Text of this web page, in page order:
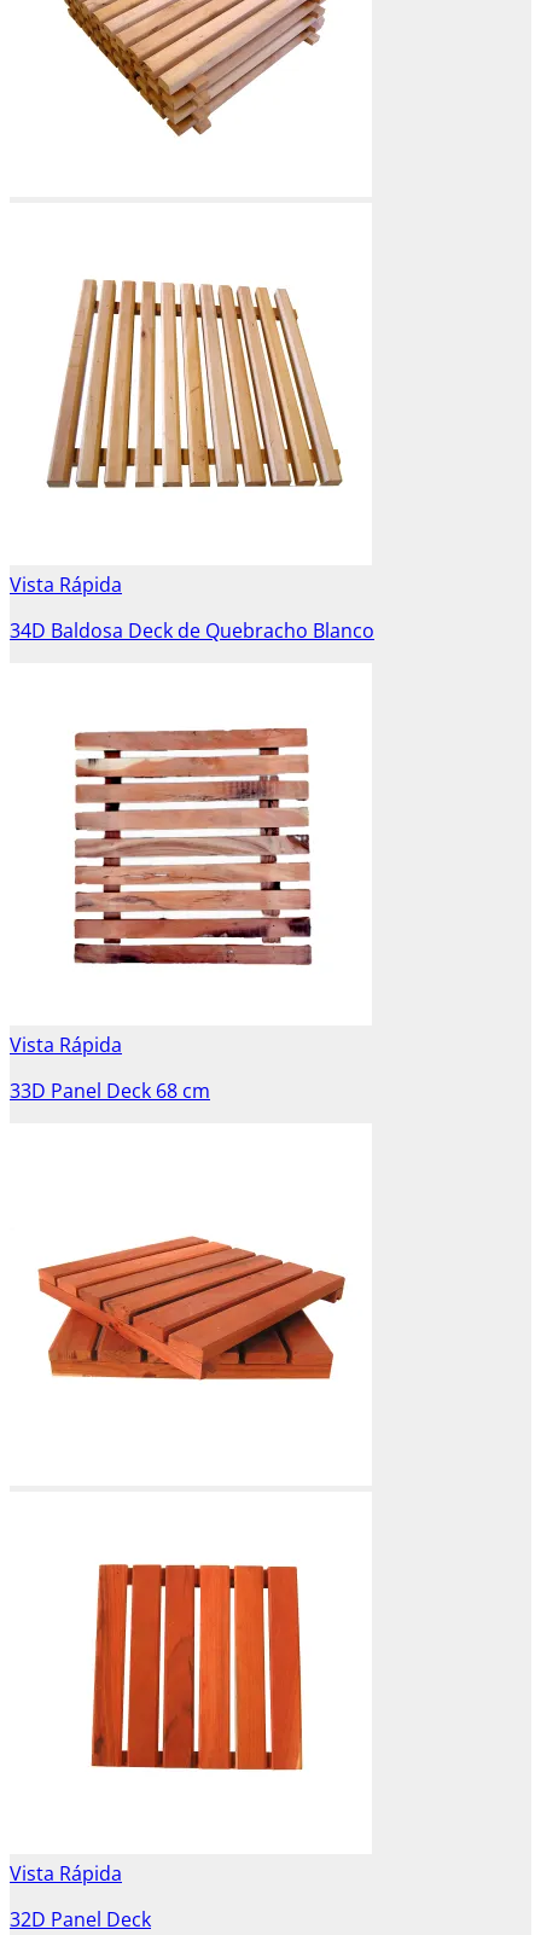
Vista Rápida
34D Baldosa Deck de Quebracho Blanco
Vista Rápida
33D Panel Deck 68 cm
Vista Rápida
32D Panel Deck